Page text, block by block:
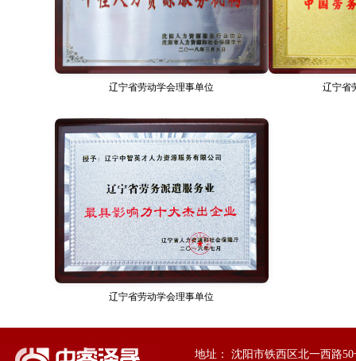
辽宁省劳动学会理事单位 辽宁省
辽宁省劳动学会理事单位
地址： 沈阳市铁西区北一西路